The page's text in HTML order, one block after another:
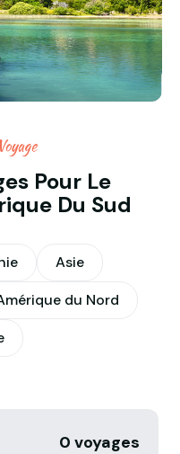
Pour Le
Du Sud
Asie
du Nord
0 voyages